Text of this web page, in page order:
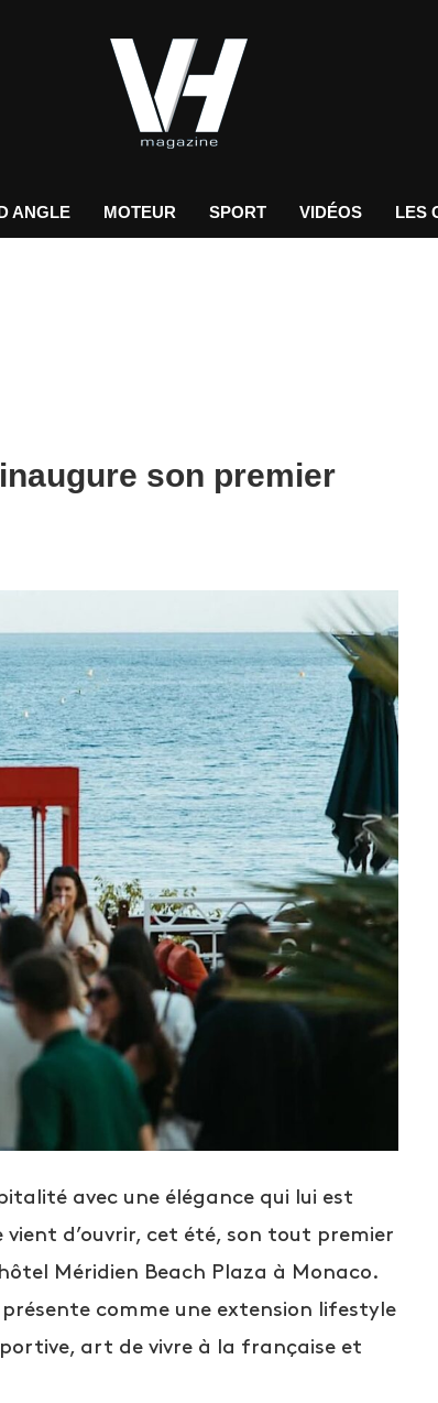
ANGLE MOTEUR SPORT VIDÉOS LES
son premier
avec une élégance qui lui est
d’ouvrir, cet été, son tout premier
Méridien Beach Plaza à Monaco.
présente comme une extension lifestyle
art de vivre à la française et